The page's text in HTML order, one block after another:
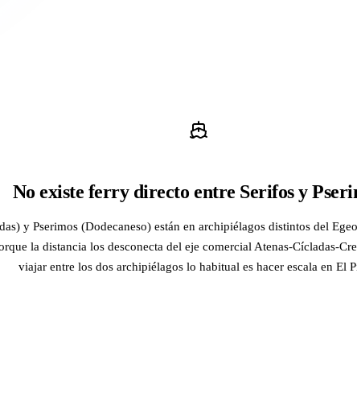
No existe ferry directo entre Serifos y
y Pserimos (Dodecaneso) están en archipiélagos distintos del
la distancia los desconecta del eje comercial Atenas-Cícladas-
viajar entre los dos archipiélagos lo habitual es hacer escala en El